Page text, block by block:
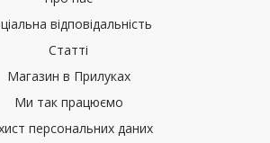
відповідальність
Статті
Магазин в Прилуках
Ми так працюємо
персональних даних